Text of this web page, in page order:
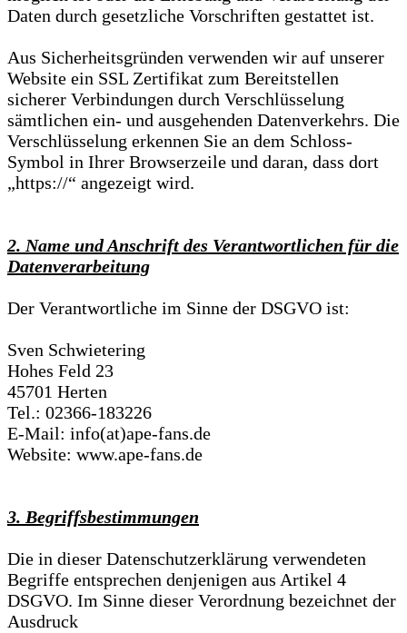
Daten durch gesetzliche Vorschriften gestattet ist.
Aus Sicherheitsgründen verwenden wir auf unserer
Website ein SSL Zertifikat zum Bereitstellen
sicherer Verbindungen durch Verschlüsselung
sämtlichen ein- und ausgehenden Datenverkehrs. Die
Verschlüsselung erkennen Sie an dem Schloss-
Symbol in Ihrer Browserzeile und daran, dass dort
„https://“ angezeigt wird.
2. Name und Anschrift des Verantwortlichen für die
Datenverarbeitung
Der Verantwortliche im Sinne der DSGVO ist:
Sven Schwietering
Hohes Feld 23
45701 Herten
Tel.: 02366-183226
E-Mail: info(at)ape-fans.de
Website: www.ape-fans.de
3. Begriffsbestimmungen
Die in dieser Datenschutzerklärung verwendeten
Begriffe entsprechen denjenigen aus Artikel 4
DSGVO. Im Sinne dieser Verordnung bezeichnet der
Ausdruck